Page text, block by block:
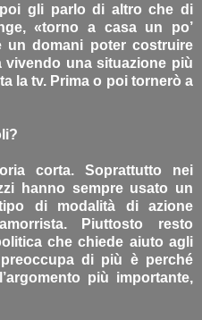
gli parlo di altro che di
«torno a casa un po’
un domani poter costruire
vivendo una situazione più
la tv. Prima o poi tornerò a
corta. Soprattutto nei
hanno sempre usato un
di modalità di azione
Piuttosto resto
che chiede aiuto agli
di più è perché
più importante,